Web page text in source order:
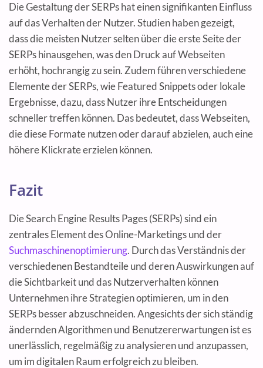
Die Gestaltung der SERPs hat einen signifikanten Einfluss
auf das Verhalten der Nutzer. Studien haben gezeigt,
dass die meisten Nutzer selten über die erste Seite der
SERPs hinausgehen, was den Druck auf Webseiten
erhöht, hochrangig zu sein. Zudem führen verschiedene
Elemente der SERPs, wie Featured Snippets oder lokale
Ergebnisse, dazu, dass Nutzer ihre Entscheidungen
schneller treffen können. Das bedeutet, dass Webseiten,
die diese Formate nutzen oder darauf abzielen, auch eine
höhere Klickrate erzielen können.
Fazit
Die Search Engine Results Pages (SERPs) sind ein
zentrales Element des Online-Marketings und der
Suchmaschinenoptimierung. Durch das Verständnis der
verschiedenen Bestandteile und deren Auswirkungen auf
die Sichtbarkeit und das Nutzerverhalten können
Unternehmen ihre Strategien optimieren, um in den
SERPs besser abzuschneiden. Angesichts der sich ständig
ändernden Algorithmen und Benutzererwartungen ist es
unerlässlich, regelmäßig zu analysieren und anzupassen,
um im digitalen Raum erfolgreich zu bleiben.